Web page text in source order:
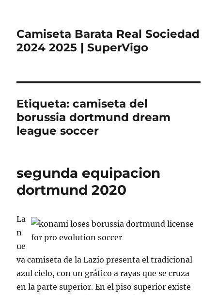
Camiseta Barata Real Sociedad
2024 2025 | SuperVigo
Etiqueta:camiseta del
borussia dortmund dream
league soccer
segunda equipacion
dortmund 2020
La
n
ue
va camiseta de la Lazio presenta el tradicional
azul cielo, con un gráfico a rayas que se cruza
en la parte superior. En el piso superior existe